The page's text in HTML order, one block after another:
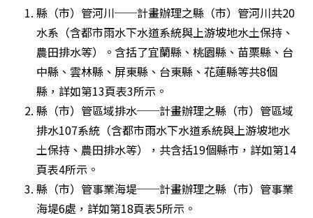
縣（市）管河川──計畫辦理之縣（市）管河川共20
水系（含都市雨水下水道系統與上游坡地水土保持、
農田排水等）。含括了宜蘭縣、桃園縣、苗栗縣、台
中縣、雲林縣、屏東縣、台東縣、花蓮縣等共8個
縣，詳如第13頁表3所示。
縣（市）管區域排水──計畫辦理之縣（市）管區域
排水107系統（含都市雨水下水道系統與上游坡地水
土保持、農田排水等），共含括19個縣市，詳如第14
頁表4所示。
縣（市）管事業海堤──計畫辦理之縣（市）管事業
海堤6處，詳如第18頁表5所示。